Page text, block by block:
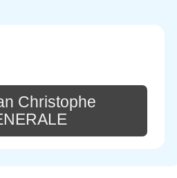
Christophe